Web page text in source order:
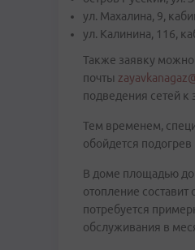
ул. Махалина, 9,
ул. Калинина, 116,
Также заявку
почты
подведения сетей к
Тем временем,
обойдется
В доме площадью до
отопление
потребуется
обслуживания в